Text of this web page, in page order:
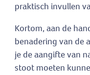
praktisch invullen
Kortom, aan de
benadering van de
je de aangifte van
stoot moeten